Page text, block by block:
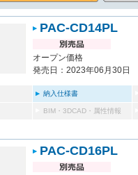
PAC-CD14PL
オープン価格
発売日：2023年06月30日
納入仕様書
BIM・3DCAD・属性情報
PAC-CD16PL